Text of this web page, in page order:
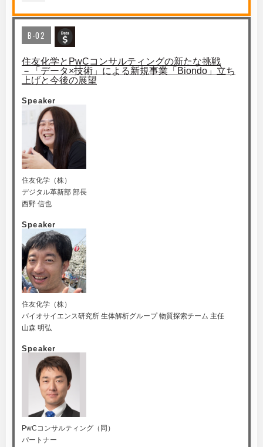
B-02
住友化学とPwCコンサルティングの新たな挑戦
－「データ×技術」による新規事業「Biondo」立ち
上げと今後の展望
Speaker
住友化学（株）
デジタル革新部 部長
西野 信也
Speaker
住友化学（株）
バイオサイエンス研究所 生体解析グループ 物質探索チーム 主任
山森 明弘
Speaker
PwCコンサルティング（同）
パートナー